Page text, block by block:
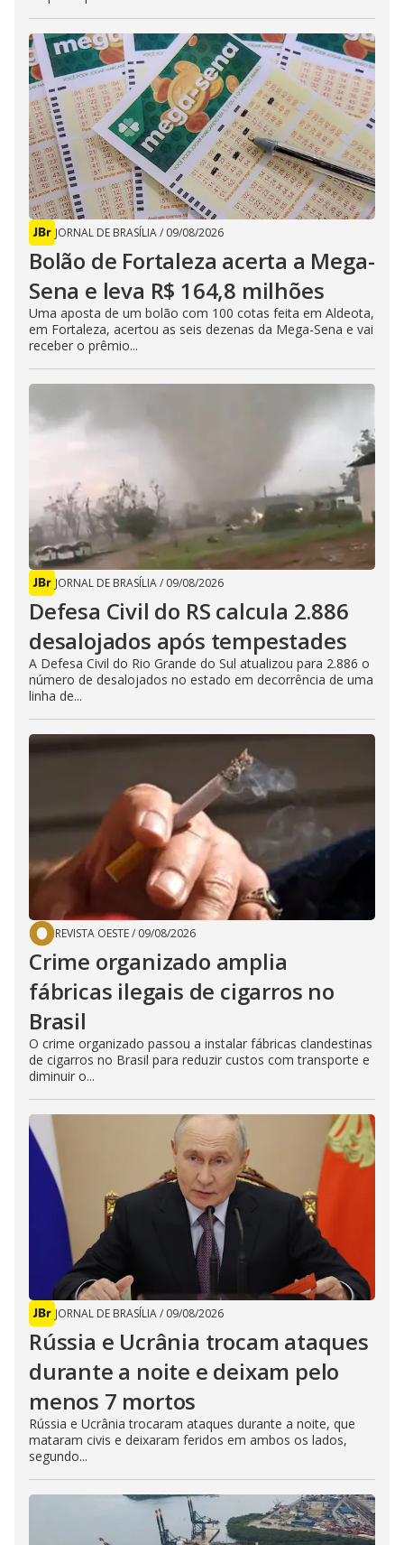
JORNAL DE BRASÍLIA/ 09/08/2026
Bolão de Fortaleza acerta a Mega-
Sena e leva R$ 164,8 milhões
Uma aposta de um bolão com 100 cotas feita em Aldeota,
em Fortaleza, acertou as seis dezenas da Mega-Sena e vai
receber o prêmio...
JORNAL DE BRASÍLIA/ 09/08/2026
Defesa Civil do RS calcula 2.886
desalojados após tempestades
A Defesa Civil do Rio Grande do Sul atualizou para 2.886 o
número de desalojados no estado em decorrência de uma
linha de...
REVISTA OESTE/ 09/08/2026
Crime organizado amplia
fábricas ilegais de cigarros no
Brasil
O crime organizado passou a instalar fábricas clandestinas
de cigarros no Brasil para reduzir custos com transporte e
diminuir o...
JORNAL DE BRASÍLIA/ 09/08/2026
Rússia e Ucrânia trocam ataques
durante a noite e deixam pelo
menos 7 mortos
Rússia e Ucrânia trocaram ataques durante a noite, que
mataram civis e deixaram feridos em ambos os lados,
segundo...